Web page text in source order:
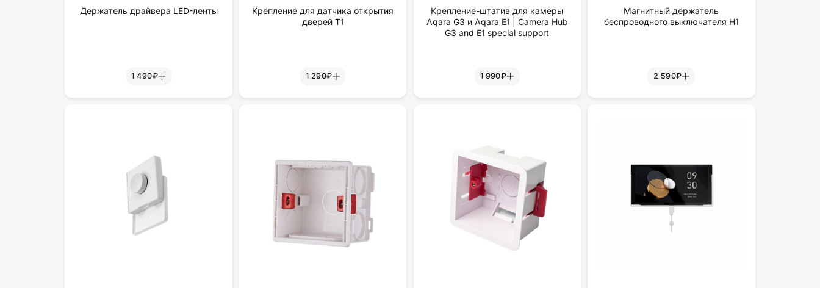
Держатель драйвера LED-ленты
1 490₽
Крепление для датчика открытия
дверей Т1
1 290₽
Крепление-штатив для камеры
Aqara G3 и Aqara E1 | Camera Hub
G3 and E1 special support
1 990₽
Магнитный держатель
беспроводного выключателя H1
2 590₽